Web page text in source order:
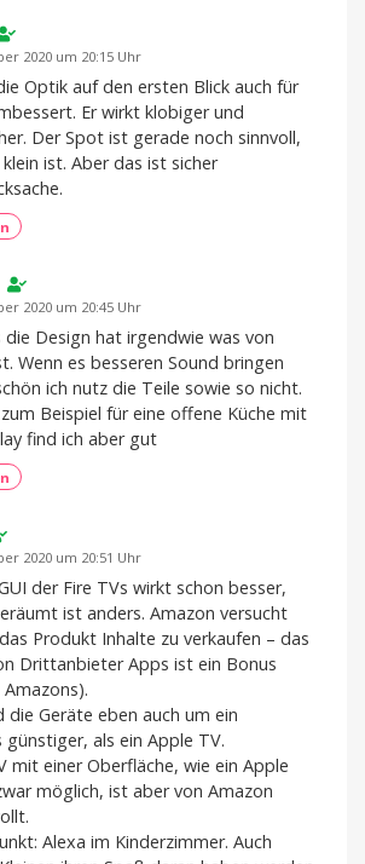
streifenfrei?
Vergleich
2020 um 20:15 Uhr
Optik auf den ersten Blick auch für
Er wirkt klobiger und
Der Spot ist gerade noch sinnvoll,
ist. Aber das ist sicher
2020 um 20:45 Uhr
die Design hat irgendwie was von
Wenn es besseren Sound bringen
ich nutz die Teile sowie so nicht.
Beispiel für eine offene Küche mit
find ich aber gut
2020 um 20:51 Uhr
der Fire TVs wirkt schon besser,
ist anders. Amazon versucht
Produkt Inhalte zu verkaufen – das
Drittanbieter Apps ist ein Bonus
die Geräte eben auch um ein
günstiger, als ein Apple TV.
mit einer Oberfläche, wie ein Apple
möglich, ist aber von Amazon
Alexa im Kinderzimmer. Auch